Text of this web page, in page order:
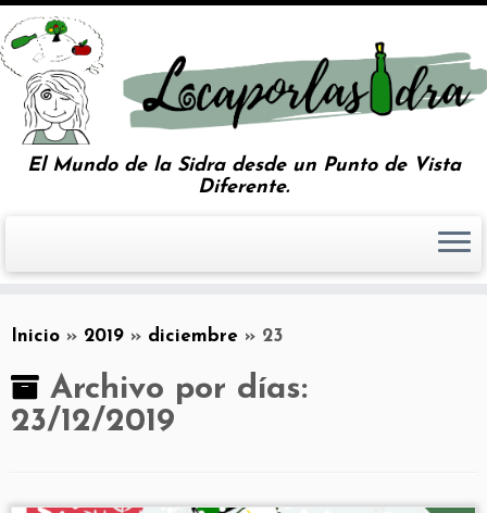
El Mundo de la Sidra desde un Punto de Vista
Diferente.
Inicio » 2019 » diciembre » 23
Archivo por días:
23/12/2019